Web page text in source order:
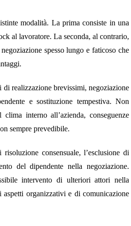
modalità. La prima consiste in una
al lavoratore. La seconda, al contrario,
spesso lungo e faticoso che
realizzazione brevissimi, negoziazione
e sostituzione tempestiva. Non
interno all’azienda, conseguenze
sempre prevedibile.
consensuale, l’esclusione di
del dipendente nella negoziazione.
intervento di ulteriori attori nella
organizzativi e di comunicazione